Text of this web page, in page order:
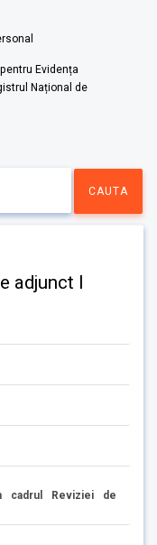
Evidența
Național de
adjunct I
cadrul Reviziei de